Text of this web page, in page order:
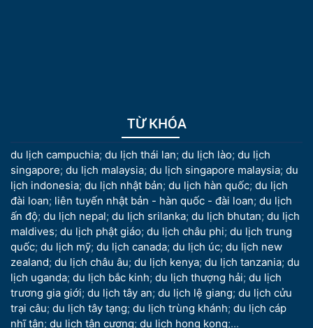
TỪ KHÓA
du lịch campuchia; du lịch thái lan; du lịch lào; du lịch
singapore; du lịch malaysia; du lịch singapore malaysia; du
lịch indonesia; du lịch nhật bản; du lịch hàn quốc; du lịch
đài loan; liên tuyến nhật bản - hàn quốc - đài loan; du lịch
ấn độ; du lịch nepal; du lịch srilanka; du lịch bhutan; du lịch
maldives; du lịch phật giáo; du lịch châu phi; du lịch trung
quốc; du lịch mỹ; du lịch canada; du lịch úc; du lịch new
zealand; du lịch châu âu; du lịch kenya; du lịch tanzania; du
lịch uganda; du lịch bắc kinh; du lịch thượng hải; du lịch
trương gia giới; du lịch tây an; du lịch lệ giang; du lịch cửu
trại câu; du lịch tây tạng; du lịch trùng khánh; du lịch cáp
nhĩ tân; du lịch tân cương; du lịch hong kong;...